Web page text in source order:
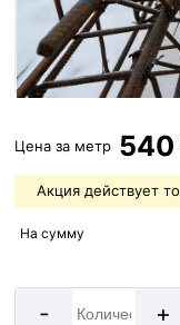
Цена за метр 540
Акция действует
На сумму
- +